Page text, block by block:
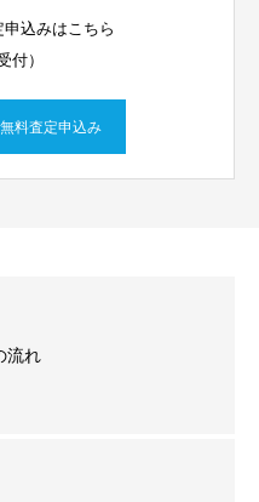
込みはこちら
付）
料査定申込み
流れ